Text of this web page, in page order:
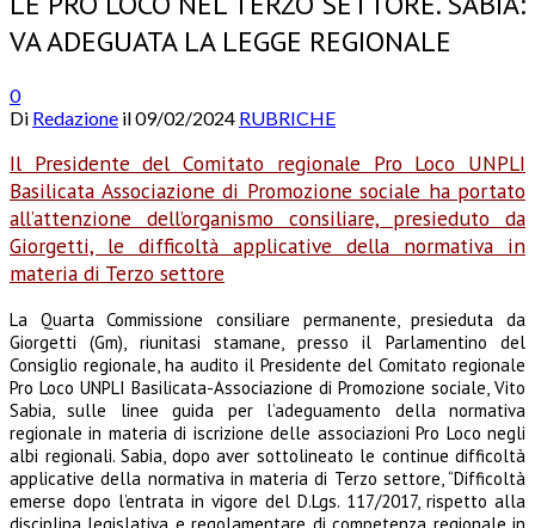
VA ADEGUATA LA LEGGE REGIONALE
0
Di Redazione il09/02/2024 RUBRICHE
Il Presidente del Comitato regionale Pro Loco UNPLI
Basilicata Associazione di Promozione sociale ha portato
all’attenzione dell’organismo consiliare, presieduto da
Giorgetti, le difficoltà applicative della normativa in
materia di Terzo settore
La Quarta Commissione consiliare permanente, presieduta da
Giorgetti (Gm), riunitasi stamane, presso il Parlamentino del
Consiglio regionale, ha audito il Presidente del Comitato regionale
Pro Loco UNPLI Basilicata-Associazione di Promozione sociale, Vito
Sabia, sulle linee guida per l’adeguamento della normativa
regionale in materia di iscrizione delle associazioni Pro Loco negli
albi regionali. Sabia, dopo aver sottolineato le continue difficoltà
applicative della normativa in materia di Terzo settore, “Difficoltà
emerse dopo l’entrata in vigore del D.Lgs. 117/2017, rispetto alla